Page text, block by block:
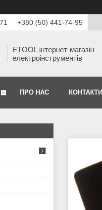
+380 (50) 441-74-95
ETOOL інтернет-магазін
електроінструментів
ПРО НАС КОНТАКТИ